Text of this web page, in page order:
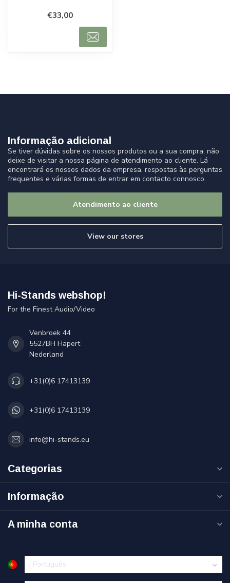
€33,00
Informação adicional
Se tiver dúvidas sobre os nossos produtos ou a sua compra, não
deixe de visitar a nossa página de atendimento ao cliente. Lá
encontrará os nossos dados da empresa, respostas às perguntas
frequentes e várias formas de entrar em contacto connosco.
Atendimento ao cliente
View our stores
Hi-Stands webshop!
For the Finest Audio/Video
Venbroek 44
5527BH Hapert
Nederland
+31(0)6 17413139
+31(0)6 17413139
info@hi-stands.eu
Categorias
Informação
A minha conta